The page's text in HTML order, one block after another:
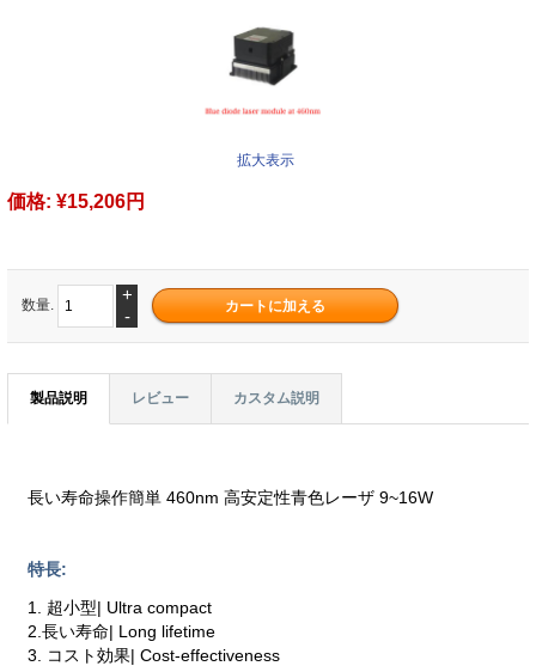
拡大表示
価格: ¥15,206円
数量.
+
-
製品説明 レビュー カスタム説明
長い寿命操作簡単 460nm 高安定性青色レーザ 9~16W
特長:
1. 超小型| Ultra compact
2.長い寿命| Long lifetime
3. コスト効果| Cost-effectiveness